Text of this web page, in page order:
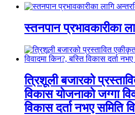
स्तनपान प्रभावकारीका
त्रिशूली बजारको
विकास योजनाको जग्गा
विकास दर्ता नभए समिति